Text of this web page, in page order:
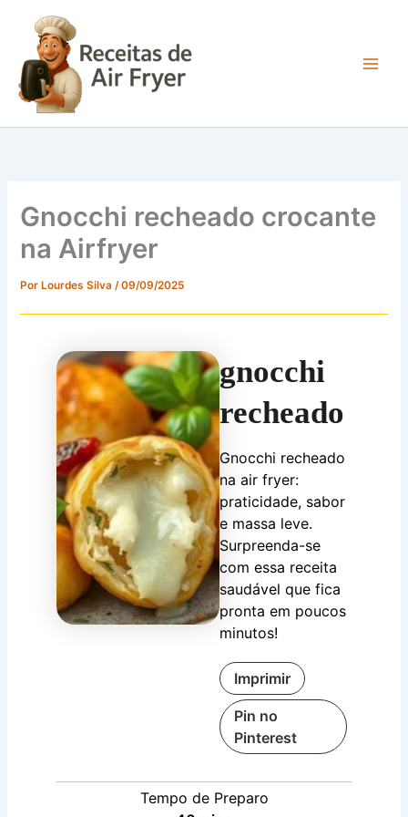
conteúdo
Gnocchi recheado crocante
na Airfryer
Por Lourdes Silva/09/09/2025
gnocchi
recheado
Gnocchi recheado
na air fryer:
praticidade, sabor
e massa leve.
Surpreenda-se
com essa receita
saudável que fica
pronta em poucos
minutos!
Imprimir
Pin no
Pinterest
Tempo de Preparo